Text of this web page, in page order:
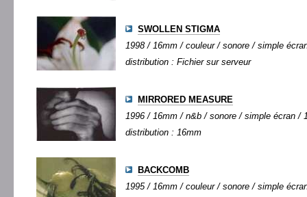
SWOLLEN STIGMA
1998 / 16mm / couleur / sonore / simple
distribution : Fichier sur serveur
MIRRORED MEASURE
1996 / 16mm / n&b / sonore / simple écran /
distribution : 16mm
BACKCOMB
1995 / 16mm / couleur / sonore / simple